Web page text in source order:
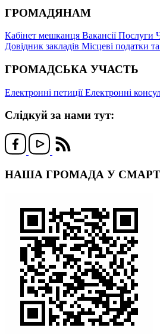
ГРОМАДЯНАМ
Кабінет мешканця ВакансіїПослуги
Довідник закладів Місцеві податки
ГРОМАДСЬКА УЧАСТЬ
Електронні петиціїЕлектронні
Слідкуй за нами тут:
НАША ГРОМАДА У